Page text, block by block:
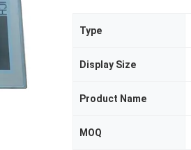
Type
Display Size
Product Name
MOQ